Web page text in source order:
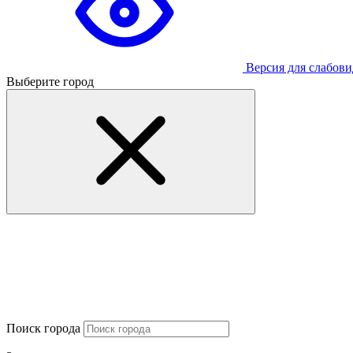
Версия для
Выберите город
Поиск города